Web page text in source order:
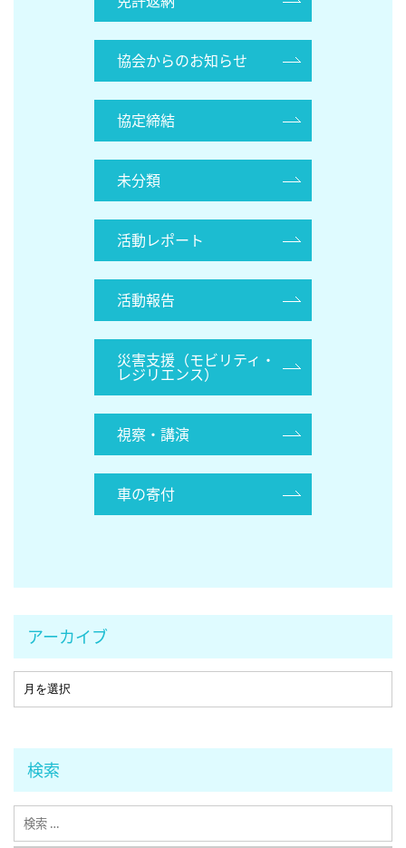
協会からのお知らせ
協定締結
未分類
活動レポート
活動報告
災害支援（モビリティ・
レジリエンス）
視察・講演
車の寄付
アーカイブ
検索